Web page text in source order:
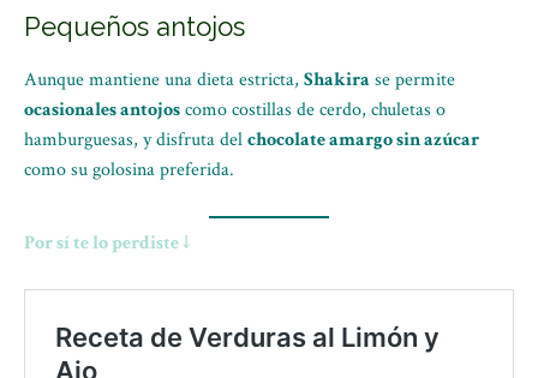
Pequeños antojos
Aunque mantiene una dieta estricta, Shakira se permite
ocasionales antojoscomo costillas de cerdo, chuletas o
hamburguesas, y disfruta delchocolate amargo sin azúcar
como su golosina preferida.
Por sí te lo perdiste ↓